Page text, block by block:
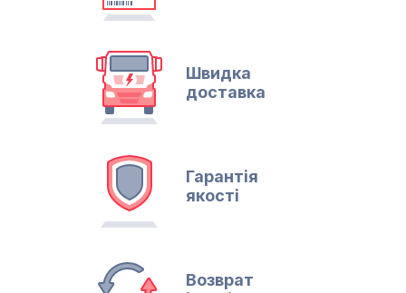
Швидка
доставка
Гарантія
якості
Возврат